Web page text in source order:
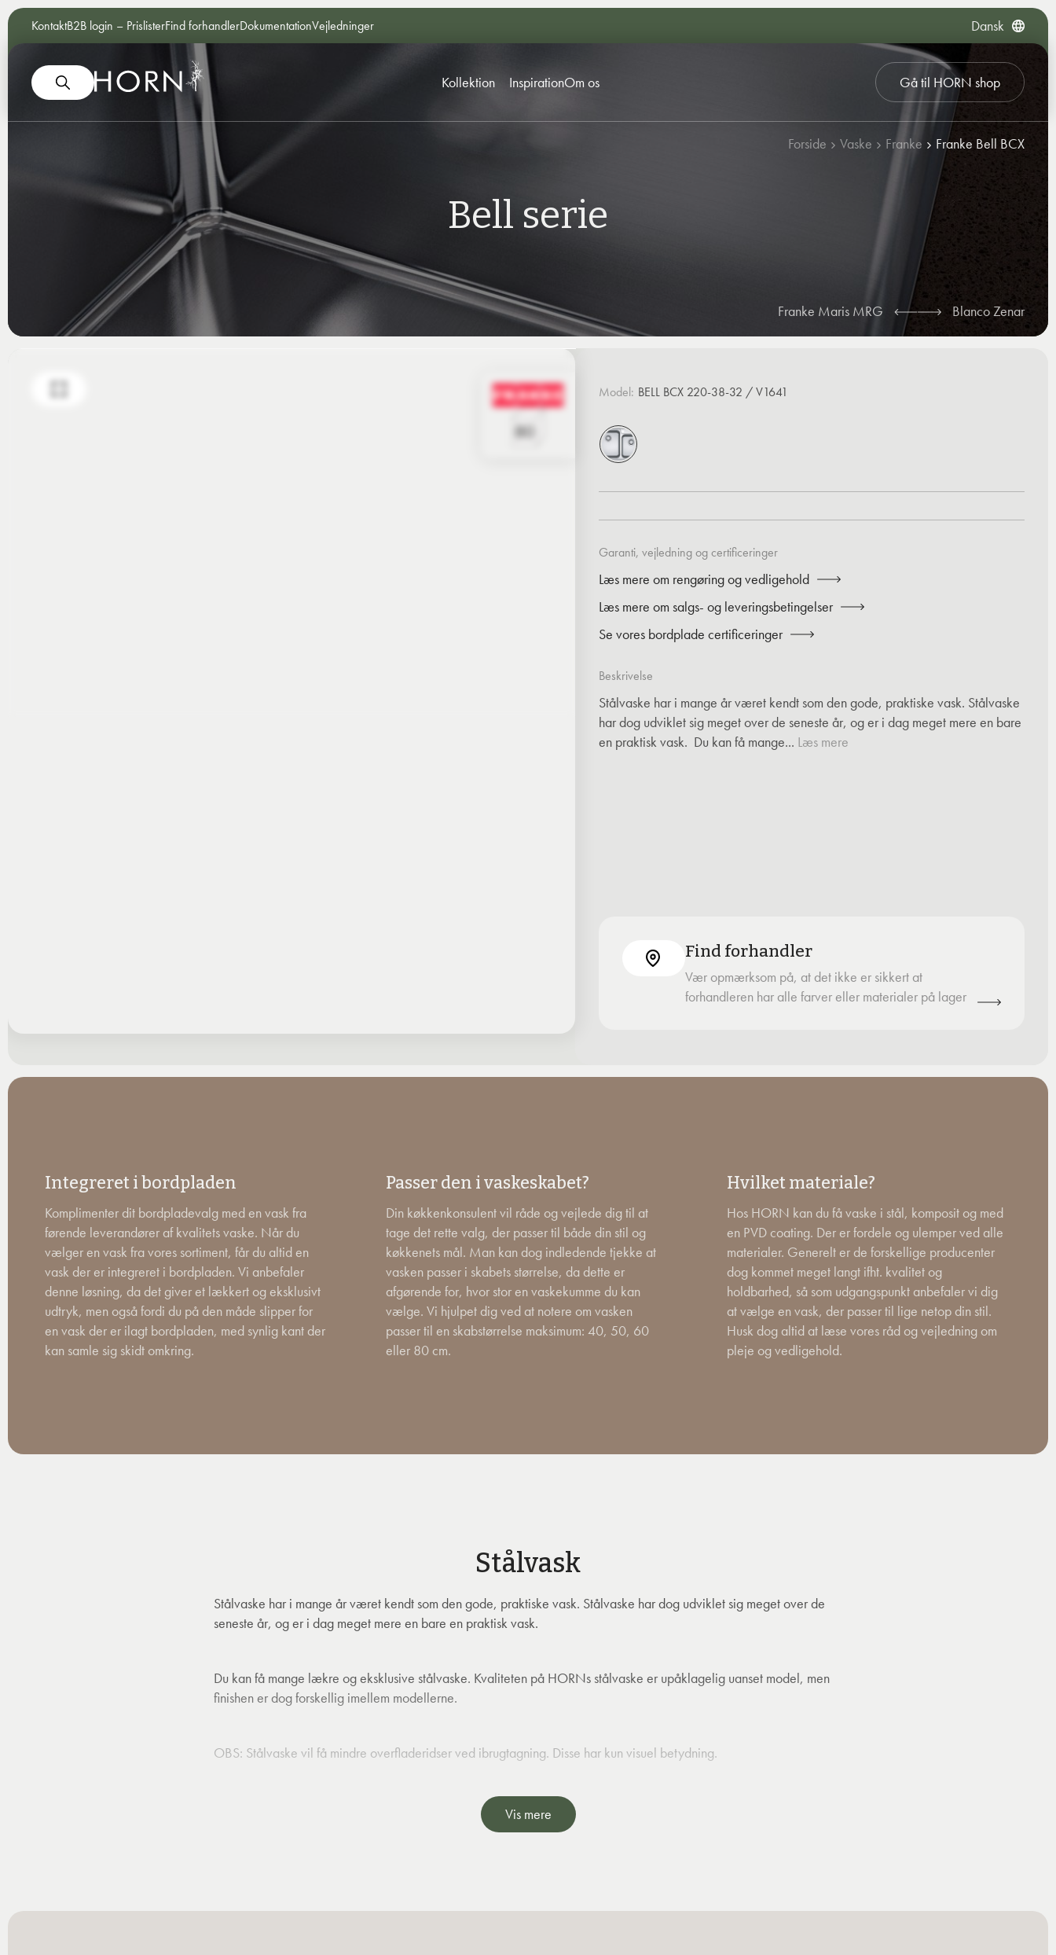
KontaktB2B login – PrislisterFind forhandlerDokumentationVejledninger Dansk
Kollektion InspirationOm os Gå til HORN shop
Forside Vaske Franke Franke Bell BCX
Bell serie
Franke Maris MRG Blanco Zenar
Model: BELL BCX 220-38-32 / V1641
Garanti, vejledning og certificeringer
Læs mere om rengøring og vedligehold
Læs mere om salgs- og leveringsbetingelser
Se vores bordplade certificeringer
Beskrivelse
Stålvaske har i mange år været kendt som den gode, praktiske vask. Stålvaske
har dog udviklet sig meget over de seneste år, og er i dag meget mere en bare
en praktisk vask. Du kan få mange... Læs mere
Find forhandler
Vær opmærksom på, at det ikke er sikkert at
forhandleren har alle farver eller materialer på lager
Integreret i bordpladen
Komplimenter dit bordpladevalg med en vask fra
førende leverandører af kvalitets vaske. Når du
vælger en vask fra vores sortiment, får du altid en
vask der er integreret i bordpladen. Vi anbefaler
denne løsning, da det giver et lækkert og eksklusivt
udtryk, men også fordi du på den måde slipper for
en vask der er ilagt bordpladen, med synlig kant der
kan samle sig skidt omkring.
Passer den i vaskeskabet?
Din køkkenkonsulent vil råde og vejlede dig til at
tage det rette valg, der passer til både din stil og
køkkenets mål. Man kan dog indledende tjekke at
vasken passer i skabets størrelse, da dette er
afgørende for, hvor stor en vaskekumme du kan
vælge. Vi hjulpet dig ved at notere om vasken
passer til en skabstørrelse maksimum: 40, 50, 60
eller 80 cm.
Hvilket materiale?
Hos HORN kan du få vaske i stål, komposit og med
en PVD coating. Der er fordele og ulemper ved alle
materialer. Generelt er de forskellige producenter
dog kommet meget langt ifht. kvalitet og
holdbarhed, så som udgangspunkt anbefaler vi dig
at vælge en vask, der passer til lige netop din stil.
Husk dog altid at læse vores råd og vejledning om
pleje og vedligehold.
Stålvask
Stålvaske har i mange år været kendt som den gode, praktiske vask. Stålvaske har dog udviklet sig meget over de
seneste år, og er i dag meget mere en bare en praktisk vask.
Du kan få mange lækre og eksklusive stålvaske. Kvaliteten på HORNs stålvaske er upåklagelig uanset model, men
finishen er dog forskellig imellem modellerne.
OBS: Stålvaske vil få mindre overfladeridser ved ibrugtagning. Disse har kun visuel betydning.
Vis mere